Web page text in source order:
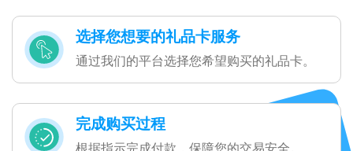
选择您想要的礼品卡服务
通过我们的平台选择您希望购买的礼品卡。
完成购买过程